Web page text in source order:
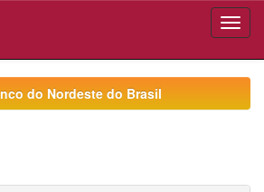
do Nordeste do Brasil